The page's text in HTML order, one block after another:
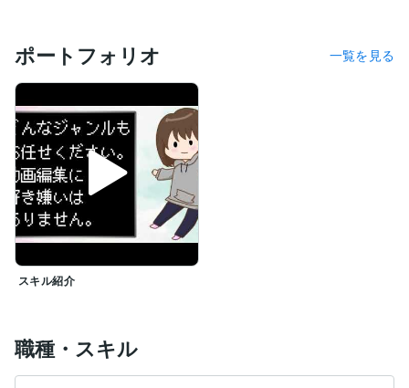
ポートフォリオ 一覧を見る
スキル紹介
職種・スキル